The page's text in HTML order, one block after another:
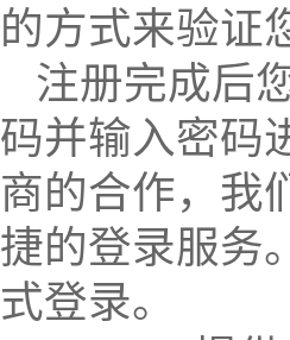
的方式来验证
注册完成后
码并输入密码
商的合作，我
捷的登录服务
式登录。